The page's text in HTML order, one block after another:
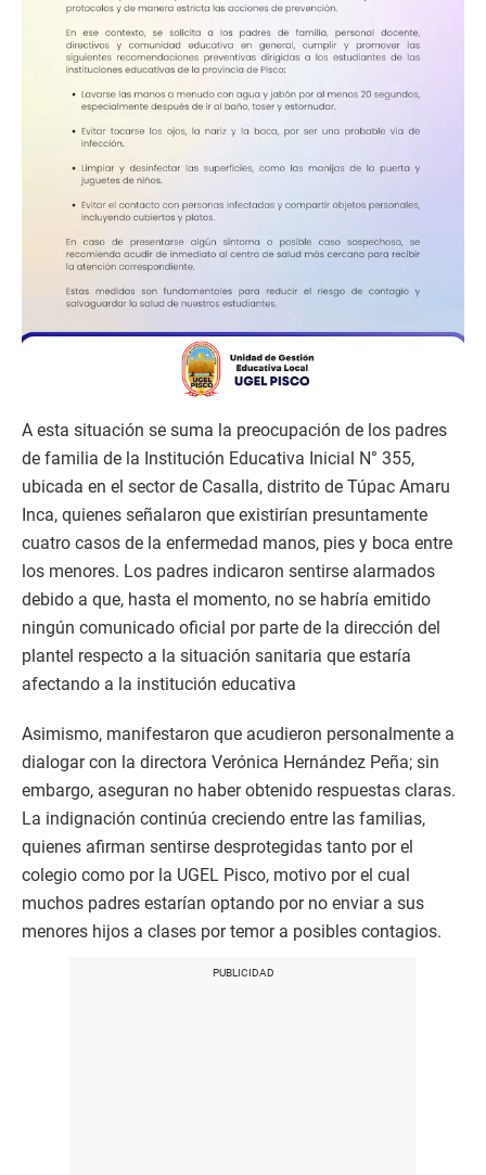
A esta situación se suma la preocupación de los padres
de familia de la Institución Educativa Inicial N° 355,
ubicada en el sector de Casalla, distrito de Túpac Amaru
Inca, quienes señalaron que existirían presuntamente
cuatro casos de la enfermedad manos, pies y boca entre
los menores. Los padres indicaron sentirse alarmados
debido a que, hasta el momento, no se habría emitido
ningún comunicado oficial por parte de la dirección del
plantel respecto a la situación sanitaria que estaría
afectando a la institución educativa
Asimismo, manifestaron que acudieron personalmente a
dialogar con la directora Verónica Hernández Peña; sin
embargo, aseguran no haber obtenido respuestas claras.
La indignación continúa creciendo entre las familias,
quienes afirman sentirse desprotegidas tanto por el
colegio como por la UGEL Pisco, motivo por el cual
muchos padres estarían optando por no enviar a sus
menores hijos a clases por temor a posibles contagios.